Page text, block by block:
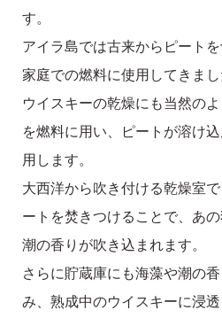
す。
アイラ島では古来からピートを
家庭での燃料に使用してきまし
ウイスキーの乾燥にも当然の
を燃料に用い、ピートが溶け
用します。
大西洋から吹き付ける乾燥室
ートを焚きつけることで、あ
潮の香りが吹き込まれます。
さらに貯蔵庫にも海藻や潮の
み、熟成中のウイスキーに浸透